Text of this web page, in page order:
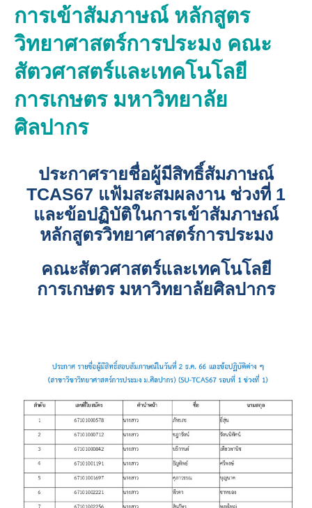
การเข้าสัมภาษณ์ หลักสูตร
วิทยาศาสตร์การประมง คณะ
สัตวศาสตร์และเทคโนโลยี
การเกษตร มหาวิทยาลัย
ศิลปากร
ประกาศรายชื่อผู้มีสิทธิ์สัมภาษณ์
TCAS67 แฟ้มสะสมผลงาน ช่วงที่ 1
และข้อปฏิบัติในการเข้าสัมภาษณ์
หลักสูตรวิทยาศาสตร์การประมง
คณะสัตวศาสตร์และเทคโนโลยี
การเกษตร มหาวิทยาลัยศิลปากร